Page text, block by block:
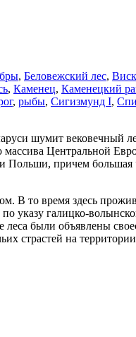
, Беловежский лес,
, Каменец, Каменецкий
, рыбы, Сигизмунд I,
шумит вековечный
Центральной
причем большая
В то время здесь
указу галицко-
были объявлены
страстей на